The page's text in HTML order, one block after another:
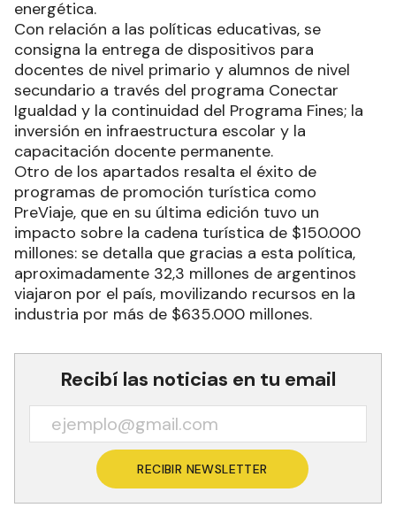
energética.
Con relación a las políticas educativas, se
consigna la entrega de dispositivos para
docentes de nivel primario y alumnos de nivel
secundario a través del programa Conectar
Igualdad y la continuidad del Programa Fines; la
inversión en infraestructura escolar y la
capacitación docente permanente.
Otro de los apartados resalta el éxito de
programas de promoción turística como
PreViaje, que en su última edición tuvo un
impacto sobre la cadena turística de $150.000
millones: se detalla que gracias a esta política,
aproximadamente 32,3 millones de argentinos
viajaron por el país, movilizando recursos en la
industria por más de $635.000 millones.
Recibí las noticias en tu email
RECIBIR NEWSLETTER